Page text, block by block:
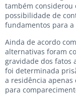
também considerou
possibilidade de
fundamentos para a
Ainda de acordo
alternativas foram
gravidade dos fatos
foi determinada
a residência
para